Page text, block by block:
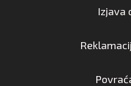
Izjava